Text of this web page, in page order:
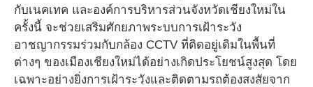
กับเนคเทค และองค์การบริหารส่วนจังหวัดเชียงใหม่ใน
ครั้งนี้ จะช่วยเสริมศักยภาพระบบการเฝ้าระวัง
อาชญากรรมร่วมกับกล้อง CCTV ที่ติดอยู่เดิมในพื้นที่
ต่างๆ ของเมืองเชียงใหม่ได้อย่างเกิดประโยชน์สูงสุด โดย
เฉพาะอย่างยิ่งการเฝ้าระวังและติดตามรถต้องสงสัยจาก